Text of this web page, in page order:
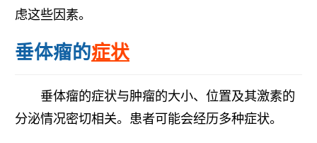
虑这些因素。
垂体瘤的症状
垂体瘤的症状与肿瘤的大小、位置及其激素的
分泌情况密切相关。患者可能会经历多种症状。